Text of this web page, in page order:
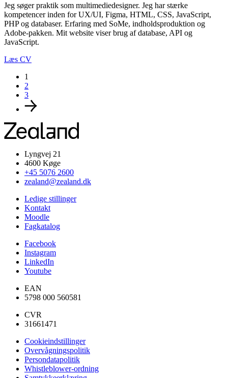
Jeg søger praktik som multimediedesigner. Jeg har stærke
kompetencer inden for UX/UI, Figma, HTML, CSS, JavaScript,
PHP og databaser. Erfaring med SoMe, indholdsproduktion og
Adobe-pakken. Mit website viser brug af database, API og
JavaScript.
Læs CV
1
2
3
Lyngvej 21
4600 Køge
+45 5076 2600
zealand@zealand.dk
Ledige stillinger
Kontakt
Moodle
Fagkatalog
Facebook
Instagram
LinkedIn
Youtube
EAN
5798 000 560581
CVR
31661471
Cookieindstillinger
Overvågningspolitik
Persondatapolitik
Whistleblower-ordning